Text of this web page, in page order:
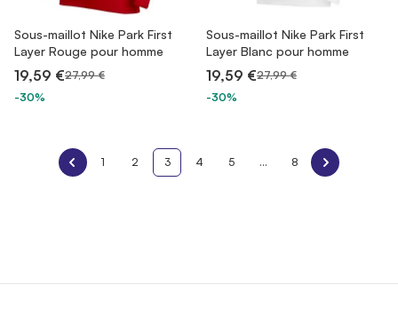
Sous-maillot Nike Park First
Layer Rouge pour homme
19,59 €27,99 €
-30%
Sous-maillot Nike Park First
Layer Blanc pour homme
19,59 €27,99 €
-30%
1 2 3 4 5 ... 8